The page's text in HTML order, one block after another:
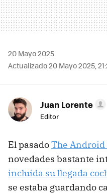
20 Mayo 2025
Actualizado 20 Mayo 2025,
Juan Lorente
Editor
El pasadoThe Android
novedades bastante
incluida su llegada
se estaba guardando